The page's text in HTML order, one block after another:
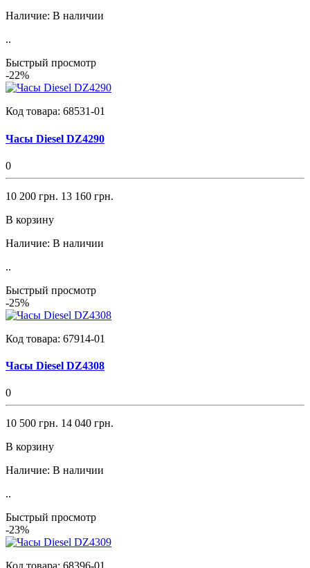
Наличие: В наличии
..
Быстрый просмотр
-22%
Код товара: 68531-01
Часы Diesel DZ4290
0
10 200 грн. 13 160 грн.
В корзину
Наличие: В наличии
..
Быстрый просмотр
-25%
Код товара: 67914-01
Часы Diesel DZ4308
0
10 500 грн. 14 040 грн.
В корзину
Наличие: В наличии
..
Быстрый просмотр
-23%